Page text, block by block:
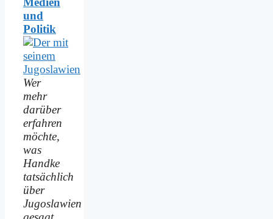
und
Politik
Wer
mehr
darüber
erfahren
möchte,
was
Handke
tatsächlich
über
Jugoslawien